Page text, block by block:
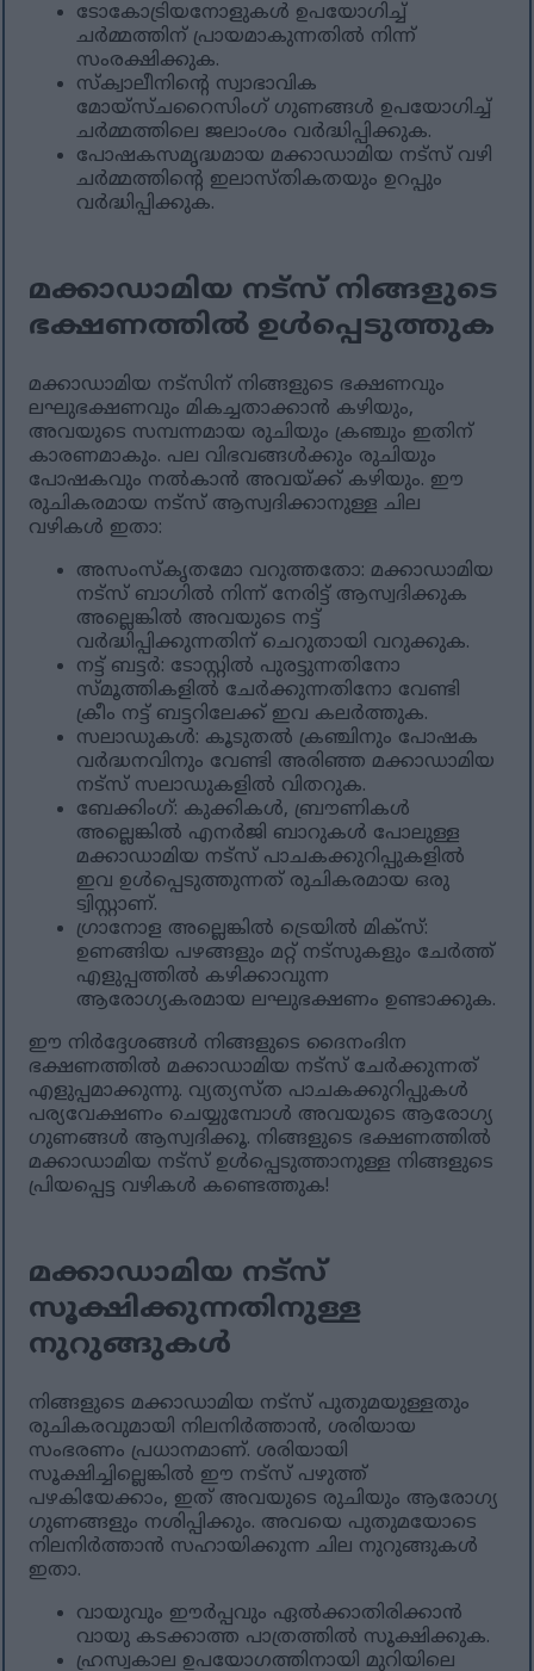
ടോകോട്രിയനോളുകൾ ഉപയോഗിച്ച്
ചർമ്മത്തിന് പ്രായമാകുന്നതിൽ നിന്ന്
സംരക്ഷിക്കുക.
സ്ക്വാലീനിന്റെ സ്വാഭാവിക
മോയ്സ്ചറൈസിംഗ് ഗുണങ്ങൾ ഉപയോഗിച്ച്
ചർമ്മത്തിലെ ജലാംശം വർദ്ധിപ്പിക്കുക.
പോഷകസമൃദ്ധമായ മക്കാഡാമിയ നട്സ് വഴി
ചർമ്മത്തിന്റെ ഇലാസ്തികതയും ഉറപ്പും
വർദ്ധിപ്പിക്കുക.
മക്കാഡാമിയ നട്സ് നിങ്ങളുടെ
ഭക്ഷണത്തിൽ ഉൾപ്പെടുത്തുക
മക്കാഡാമിയ നട്‌സിന് നിങ്ങളുടെ ഭക്ഷണവും
ലഘുഭക്ഷണവും മികച്ചതാക്കാൻ കഴിയും,
അവയുടെ സമ്പന്നമായ രുചിയും ക്രഞ്ചും ഇതിന്
കാരണമാകും. പല വിഭവങ്ങൾക്കും രുചിയും
പോഷകവും നൽകാൻ അവയ്ക്ക് കഴിയും. ഈ
രുചികരമായ നട്‌സ് ആസ്വദിക്കാനുള്ള ചില
വഴികൾ ഇതാ:
അസംസ്കൃതമോ വറുത്തതോ: മക്കാഡാമിയ
നട്സ് ബാഗിൽ നിന്ന് നേരിട്ട് ആസ്വദിക്കുക
അല്ലെങ്കിൽ അവയുടെ നട്ട്
വർദ്ധിപ്പിക്കുന്നതിന് ചെറുതായി വറുക്കുക.
നട്ട് ബട്ടർ: ടോസ്റ്റിൽ പുരട്ടുന്നതിനോ
സ്മൂത്തികളിൽ ചേർക്കുന്നതിനോ വേണ്ടി
ക്രീം നട്ട് ബട്ടറിലേക്ക് ഇവ കലർത്തുക.
സലാഡുകൾ: കൂടുതൽ ക്രഞ്ചിനും പോഷക
വർദ്ധനവിനും വേണ്ടി അരിഞ്ഞ മക്കാഡാമിയ
നട്സ് സലാഡുകളിൽ വിതറുക.
ബേക്കിംഗ്: കുക്കികൾ, ബ്രൗണികൾ
അല്ലെങ്കിൽ എനർജി ബാറുകൾ പോലുള്ള
മക്കാഡാമിയ നട്സ് പാചകക്കുറിപ്പുകളിൽ
ഇവ ഉൾപ്പെടുത്തുന്നത് രുചികരമായ ഒരു
ട്വിസ്റ്റാണ്.
ഗ്രാനോള അല്ലെങ്കിൽ ട്രെയിൽ മിക്സ്:
ഉണങ്ങിയ പഴങ്ങളും മറ്റ് നട്സുകളും ചേർത്ത്
എളുപ്പത്തിൽ കഴിക്കാവുന്ന
ആരോഗ്യകരമായ ലഘുഭക്ഷണം ഉണ്ടാക്കുക.
ഈ നിർദ്ദേശങ്ങൾ നിങ്ങളുടെ ദൈനംദിന
ഭക്ഷണത്തിൽ മക്കാഡാമിയ നട്സ് ചേർക്കുന്നത്
എളുപ്പമാക്കുന്നു. വ്യത്യസ്ത പാചകക്കുറിപ്പുകൾ
പര്യവേക്ഷണം ചെയ്യുമ്പോൾ അവയുടെ ആരോഗ്യ
ഗുണങ്ങൾ ആസ്വദിക്കൂ. നിങ്ങളുടെ ഭക്ഷണത്തിൽ
മക്കാഡാമിയ നട്സ് ഉൾപ്പെടുത്താനുള്ള നിങ്ങളുടെ
പ്രിയപ്പെട്ട വഴികൾ കണ്ടെത്തുക!
മക്കാഡാമിയ നട്സ്
സൂക്ഷിക്കുന്നതിനുള്ള
നുറുങ്ങുകൾ
നിങ്ങളുടെ മക്കാഡാമിയ നട്സ് പുതുമയുള്ളതും
രുചികരവുമായി നിലനിർത്താൻ, ശരിയായ
സംഭരണം പ്രധാനമാണ്. ശരിയായി
സൂക്ഷിച്ചില്ലെങ്കിൽ ഈ നട്സ് പഴുത്ത്
പഴകിയേക്കാം, ഇത് അവയുടെ രുചിയും ആരോഗ്യ
ഗുണങ്ങളും നശിപ്പിക്കും. അവയെ പുതുമയോടെ
നിലനിർത്താൻ സഹായിക്കുന്ന ചില നുറുങ്ങുകൾ
ഇതാ.
വായുവും ഈർപ്പവും ഏൽക്കാതിരിക്കാൻ
വായു കടക്കാത്ത പാത്രത്തിൽ സൂക്ഷിക്കുക.
ഹ്രസ്വകാല ഉപയോഗത്തിനായി മുറിയിലെ